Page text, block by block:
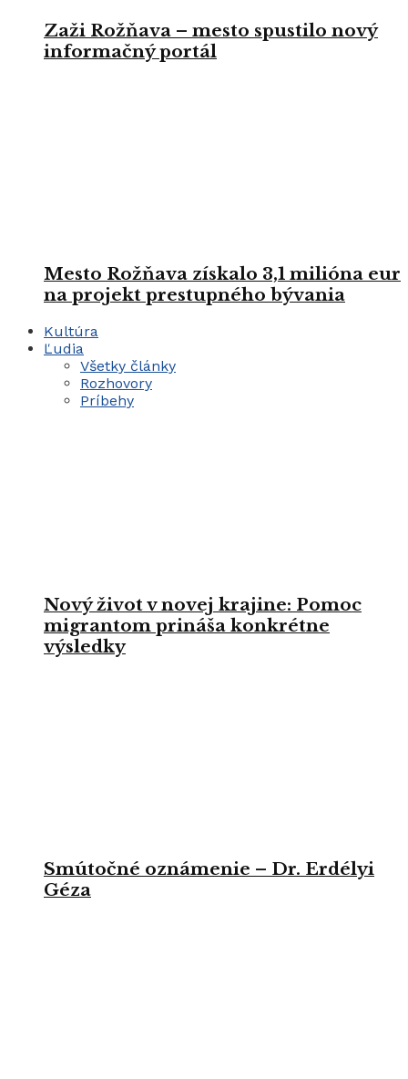
Zaži Rožňava – mesto spustilo nový
informačný portál
Mesto Rožňava získalo 3,1 milióna eur
na projekt prestupného bývania
Kultúra
Ľudia
Všetky články
Rozhovory
Príbehy
Nový život v novej krajine: Pomoc
migrantom prináša konkrétne
výsledky
Smútočné oznámenie – Dr. Erdélyi
Géza